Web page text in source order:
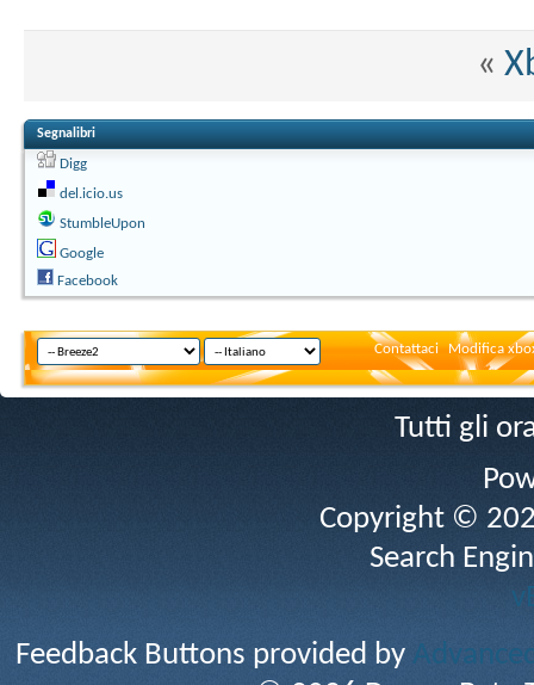
«
Segnalibri
Digg
del.icio.us
StumbleUpon
Google
Facebook
Contattaci Modifica
Tutti gli
Copyright ©
Search
Feedback Buttons provided by